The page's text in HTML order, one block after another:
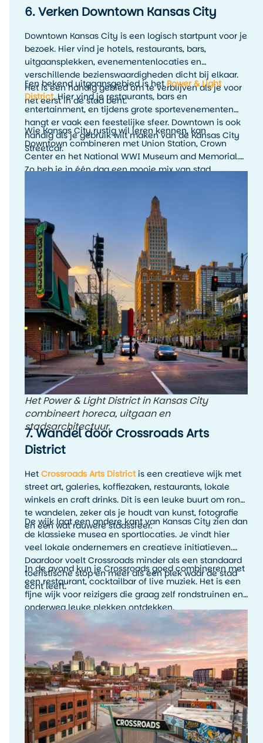
6. Verken Downtown Kansas City
Downtown Kansas City is een logisch startpunt voor je
bezoek. Hier vind je hotels, restaurants, bars,
uitgaansplekken, evenementenlocaties en
verschillende bezienswaardigheden dicht bij elkaar.
Het is een handig gebied om te verblijven als je voor
het eerst in de stad bent.
Een bekend uitgaansgebied is hetPower & Light
District. Hier vind je restaurants, bars en
entertainment, en tijdens grote sportevenementen
hangt er vaak een feestelijke sfeer. Downtown is ook
handig als je gebruik wilt maken van de Kansas City
Streetcar.
Wie Kansas City rustig wil leren kennen, kan
Downtown combineren met Union Station, Crown
Center en het National WWI Museum and Memorial.
Zo heb je in één dag een mooie mix van stad,
Het Power & Light District in Kansas City
combineert horeca, uitgaan en
stadsarchitectuur.
7. Wandel door Crossroads Arts
District
Het Crossroads Arts Districtis een creatieve wijk met
street art, galeries, koffiezaken, restaurants, lokale
winkels en craft drinks. Dit is een leuke buurt om rond
te wandelen, zeker als je houdt van kunst, fotografie
en een wat rauwere stadssfeer.
De wijk laat een andere kant van Kansas City zien dan
de klassieke musea en sportlocaties. Je vindt hier
veel lokale ondernemers en creatieve initiatieven.
Daardoor voelt Crossroads minder als een standaard
toeristische stop en meer als een plek waar de stad
echt leeft.
In de avond kun je Crossroads goed combineren met
een restaurant, cocktailbar of live muziek. Het is een
fijne wijk voor reizigers die graag zelf rondstruinen en
onderweg leuke plekken ontdekken.